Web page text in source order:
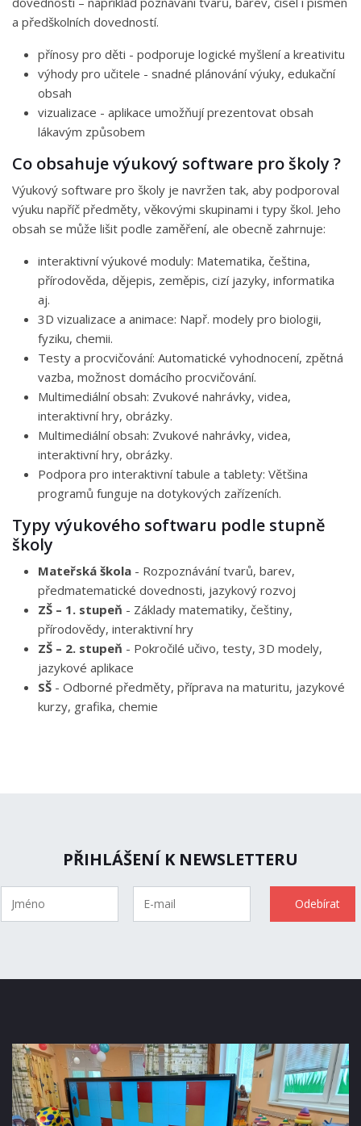
a předškolních dovedností.
přínosy pro děti - podporuje logické myšlení a kreativitu
výhody pro učitele - snadné plánování výuky, edukační
obsah
vizualizace - aplikace umožňují prezentovat obsah
lákavým způsobem
Co obsahuje výukový software pro školy ?
Výukový software pro školy je navržen tak, aby podporoval
výuku napříč předměty, věkovými skupinami i typy škol. Jeho
obsah se může lišit podle zaměření, ale obecně zahrnuje:
interaktivní výukové moduly: Matematika, čeština,
přírodověda, dějepis, zeměpis, cizí jazyky, informatika
aj.
3D vizualizace a animace: Např. modely pro biologii,
fyziku, chemii.
Testy a procvičování: Automatické vyhodnocení, zpětná
vazba, možnost domácího procvičování.
Multimediální obsah: Zvukové nahrávky, videa,
interaktivní hry, obrázky.
Multimediální obsah: Zvukové nahrávky, videa,
interaktivní hry, obrázky.
Podpora pro interaktivní tabule a tablety: Většina
programů funguje na dotykových zařízeních.
Typy výukového softwaru podle stupně
školy
Mateřská škola - Rozpoznávání tvarů, barev,
předmatematické dovednosti, jazykový rozvoj
ZŠ – 1. stupeň - Základy matematiky, češtiny,
přírodovědy, interaktivní hry
ZŠ – 2. stupeň - Pokročilé učivo, testy, 3D modely,
jazykové aplikace
SŠ - Odborné předměty, příprava na maturitu, jazykové
kurzy, grafika, chemie
PŘIHLÁŠENÍ K NEWSLETTERU